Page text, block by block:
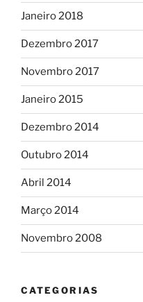
Janeiro 2018
Dezembro 2017
Novembro 2017
Janeiro 2015
Dezembro 2014
Outubro 2014
Abril 2014
Março 2014
Novembro 2008
CATEGORIAS